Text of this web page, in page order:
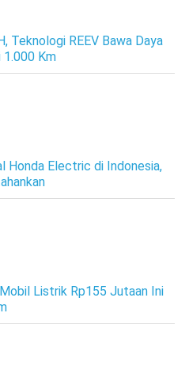
Teknologi REEV Bawa Daya
1.000 Km
Honda Electric di Indonesia,
Listrik Rp155 Jutaan Ini